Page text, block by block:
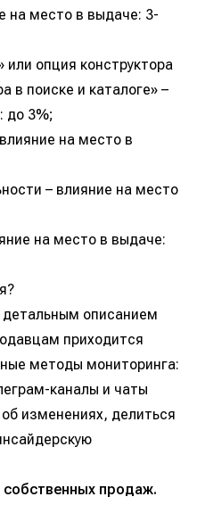
на место в выдаче: 3-
опция конструктора
в поиске и каталоге» –
до 3%;
на место в
– влияние на место
на место в выдаче:
описанием
приходится
методы мониторинга:
каналы и чаты
изменениях, делиться
продаж.